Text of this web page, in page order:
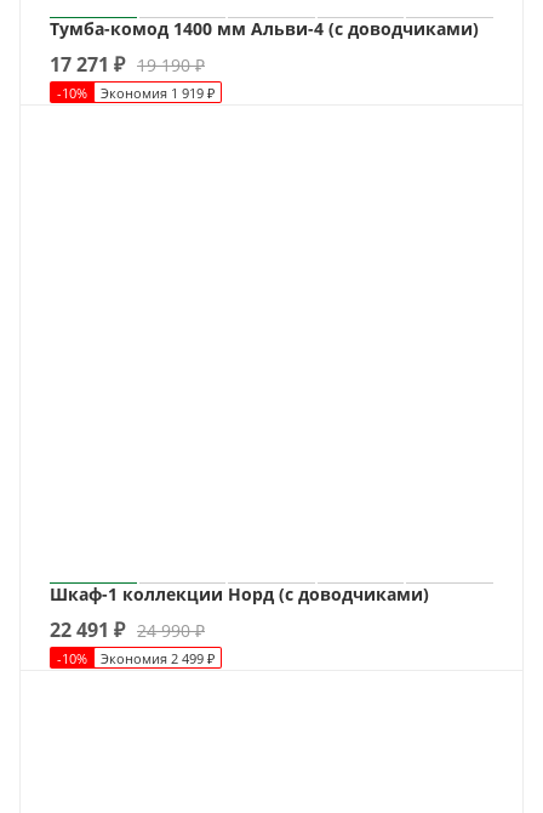
Тумба-комод 1400 мм Альви-4 (с доводчиками)
17 271 ₽ 19 190₽
-10% Экономия 1 919 ₽
Шкаф-1 коллекции Норд (с доводчиками)
22 491 ₽ 24 990₽
-10% Экономия 2 499 ₽